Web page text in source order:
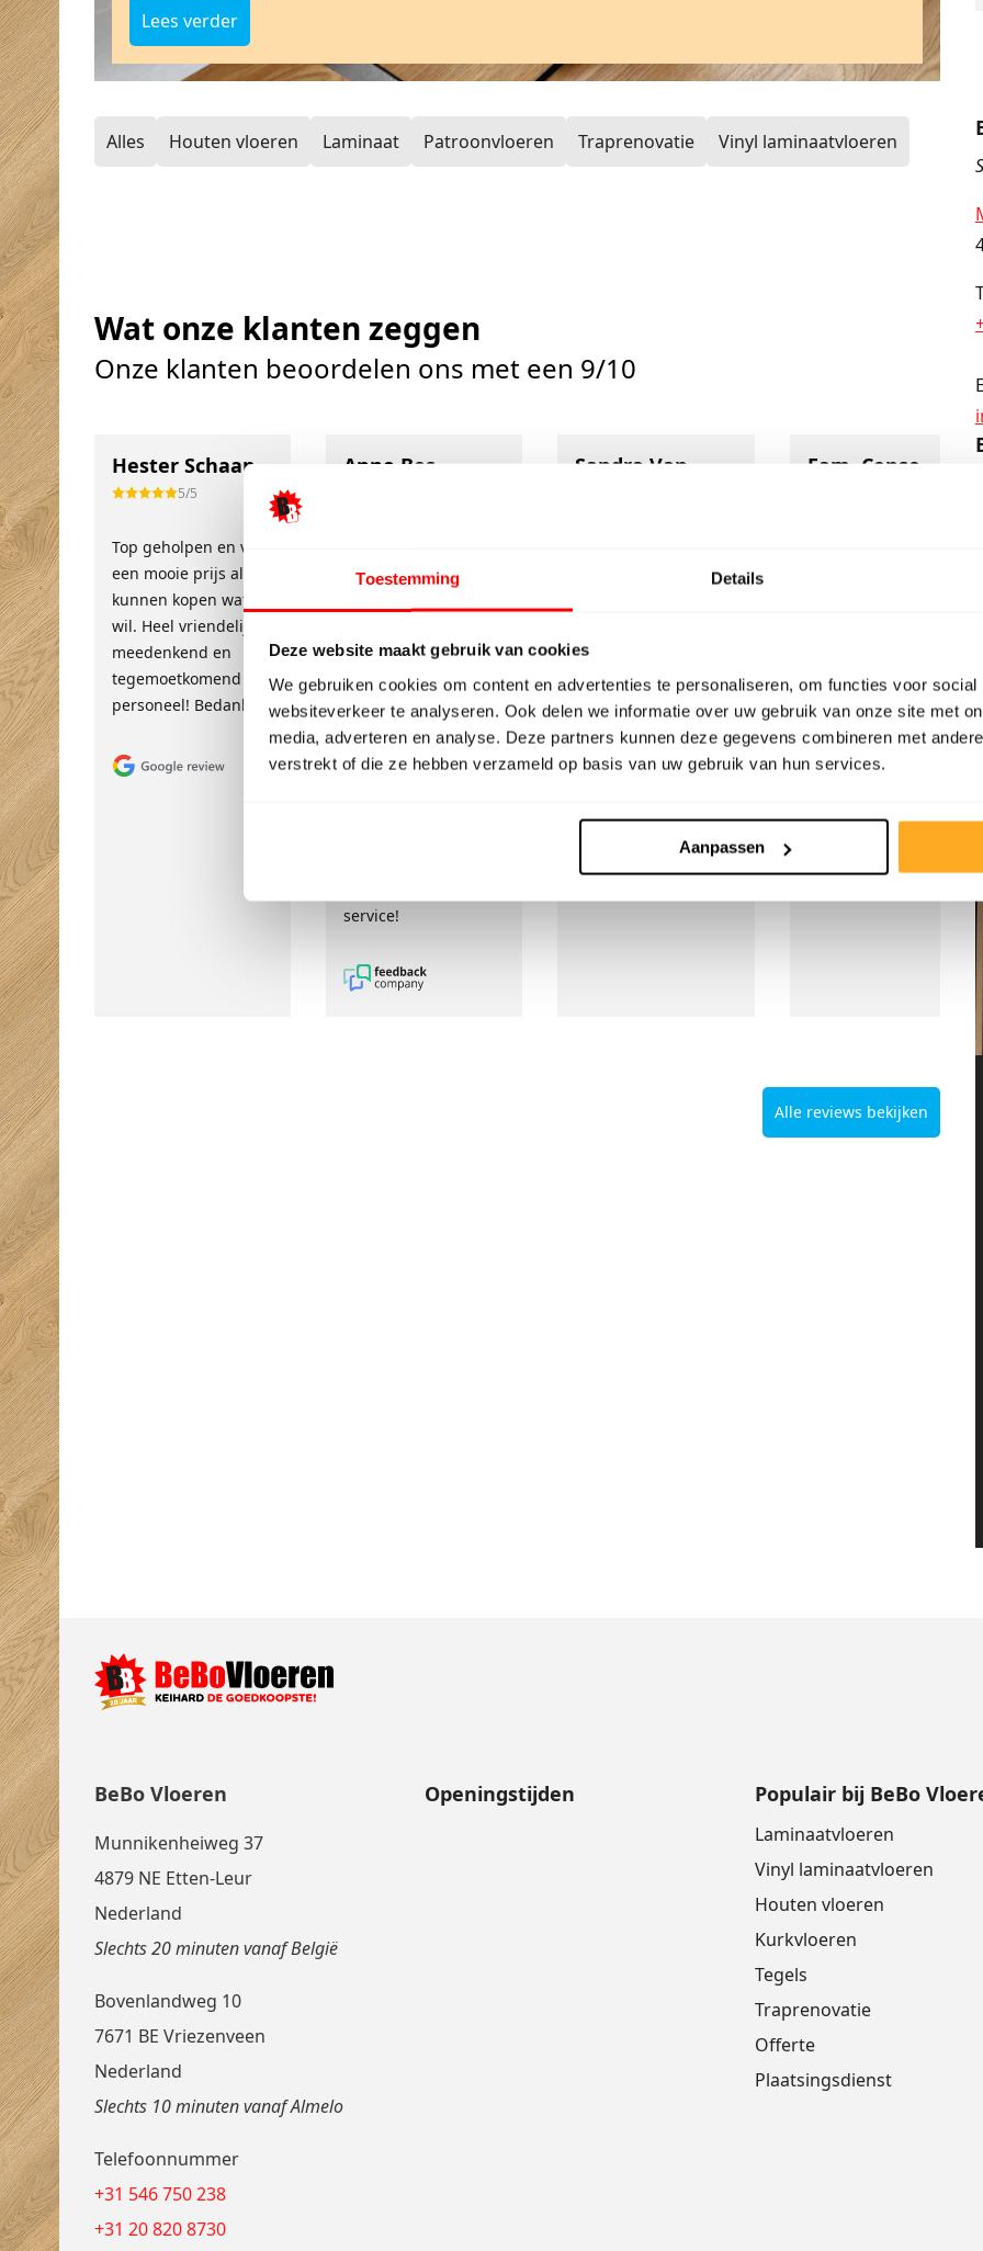
Toestemming Details
Deze website maakt gebruik van cookies
We gebruiken cookies om content en advertenties te personaliseren, om functies voor social
websiteverkeer te analyseren. Ook delen we informatie over uw gebruik van onze site met
media, adverteren en analyse. Deze partners kunnen deze gegevens combineren met
verstrekt of die ze hebben verzameld op basis van uw gebruik van hun services.
Aanpassen
Lees verder
Alles Houten vloeren Laminaat Patroonvloeren Traprenovatie Vinyl laminaatvloeren
Wat onze klanten zeggen
Onze klanten beoordelen ons met een 9/10
Hester Schaap
5/5
Top geholpen en voor
een mooie prijs alles
kunnen kopen wat ik
wil. Heel vriendelijk,
meedenkend en
tegemoetkomend
personeel! Bedankt!
Anne Bos
en klantgerichtheid!
en denkt echt met je
mee. Ik heb een zeer
prettige ervaring
gehad en voelde me
goed geholpen.
service!
Sandra Van
door vriendelijk
personeel. Levering
ook in België, super!
Fam. Cense
advies en mooie prijs.
Echt aan te bevelen
als je een betaalbare,
mooie vloer wil
Alle reviews bekijken
BeBo Vloeren
Munnikenheiweg 37
4879 NE Etten-Leur
Nederland
Slechts 20 minuten vanaf België
Bovenlandweg 10
7671 BE Vriezenveen
Nederland
Slechts 10 minuten vanaf Almelo
Telefoonnummer
+31 546 750 238
+31 20 820 8730
Openingstijden Populair bij BeBo
Laminaatvloeren
Vinyl laminaatvloeren
Houten vloeren
Kurkvloeren
Tegels
Traprenovatie
Offerte
Plaatsingsdienst